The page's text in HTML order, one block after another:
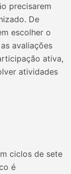
precisarem
De
escolher o
avaliações
ativa,
atividades
ciclos de sete
é